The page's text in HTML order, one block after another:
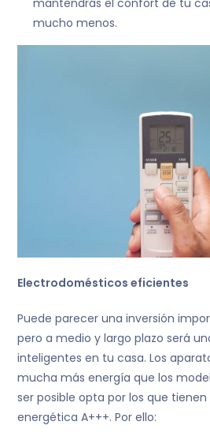
mantendrás el confort de tu
mucho menos.
Electrodomésticos eficientes
Puede parecer una inversión
pero a medio y largo plazo será
inteligentes en tu casa. Los
mucha más energía que los
ser posible opta por los que
energética A+++. Por ello: